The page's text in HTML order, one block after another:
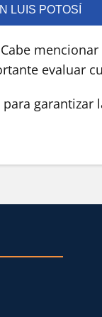
LUIS POTOSÍ
evaluar